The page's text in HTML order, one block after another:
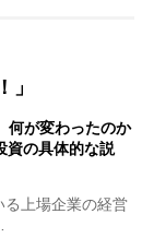
」
何が変わったのか
の具体的な説
上場企業の経営